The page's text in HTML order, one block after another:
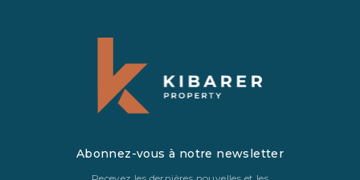
Abonnez-vous à notre newsletter